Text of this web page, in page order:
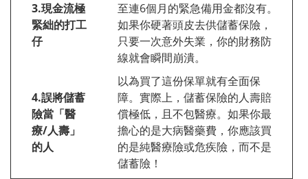
3.現金流極
緊絀的打工
仔
至連6個月的緊急備用金都沒有。
如果你硬著頭皮去供儲蓄保險，
只要一次意外失業，你的財務防
線就會瞬間崩潰。
4.誤將儲蓄
險當「醫
療/人壽」
的人
以為買了這份保單就有全面保
障。實際上，儲蓄保險的人壽賠
償極低，且不包醫療。如果你最
擔心的是大病醫藥費，你應該買
的是純醫療險或危疾險，而不是
儲蓄險！